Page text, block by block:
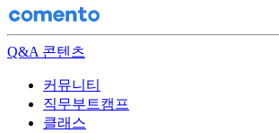
Q&A 콘텐츠
커뮤니티
직무부트캠프
클래스